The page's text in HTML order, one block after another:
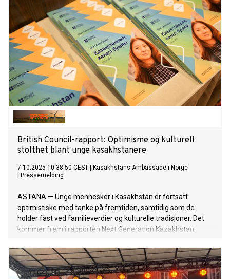
British Council-rapport: Optimisme og kulturell
stolthet blant unge kasakhstanere
7.10.2025 10:38:50 CEST
Kasakhstans Ambassade i Norge
Pressemelding
ASTANA — Unge mennesker i Kasakhstan er fortsatt
optimistiske med tanke på fremtiden, samtidig som de
holder fast ved familieverdier og kulturelle tradisjoner. Det
kommer frem i rapporten Next Generation Kazakhstan,